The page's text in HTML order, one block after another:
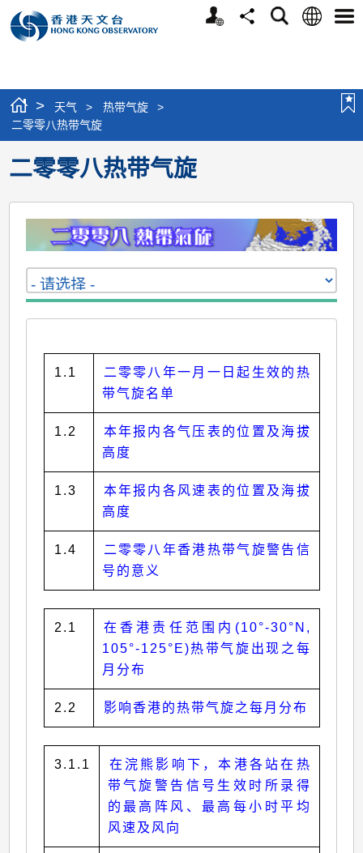
个
分
搜
语
选
> 天气 > 热带气旋
>
二零零八热带气旋
二零零八热带气旋
1.1
二零零八年一月一日起生效的热
带气旋名单
1.2
本年报内各气压表的位置及海拔
高度
1.3
本年报内各风速表的位置及海拔
高度
1.4
二零零八年香港热带气旋警告信
号的意义
2.1
在香港责任范围内(10°-30°N,
105°-125°E)热带气旋出现之每
月分布
2.2 影响香港的热带气旋之每月分布
3.1.1
在浣熊影响下，本港各站在热
带气旋警告信号生效时所录得
的最高阵风、最高每小时平均
风速及风向